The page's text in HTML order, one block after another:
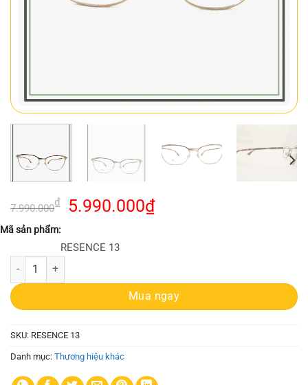
7.990.000₫
Giá
7.990.000₫.
5.990.000₫Giá
Mã sản phẩm:
RESENCE 13
Mắt Kinh Dior Resence 13 số lượng
Mua ngay
SKU: RESENCE 13
Danh mục: Thương hiệu khác